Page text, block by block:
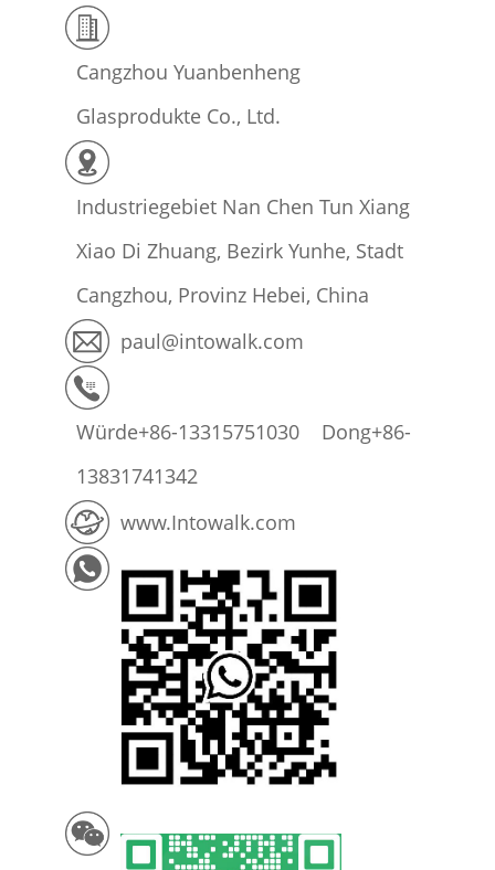
Cangzhou Yuanbenheng
Glasprodukte Co., Ltd.
Industriegebiet Nan Chen Tun Xiang
Xiao Di Zhuang, Bezirk Yunhe, Stadt
Cangzhou, Provinz Hebei, China
paul@intowalk.com
Würde+86-13315751030Dong+86-
13831741342
www.Intowalk.com